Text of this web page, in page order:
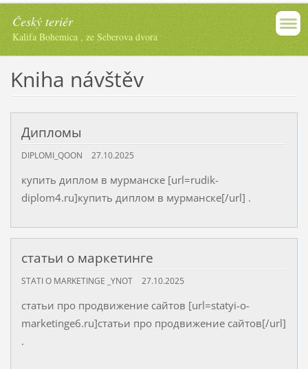
Český teriér
Kalifa Bohemica , ze Seberova dvora
Kniha návštěv
Дипломы
DIPLOMI_QOON 27.10.2025
купить диплом в мурманске [url=rudik-
diplom4.ru]купить диплом в мурманске[/url] .
статьи о маркетинге
STATI O MARKETINGE _YNOT 27.10.2025
статьи про продвижение сайтов [url=statyi-o-
marketinge6.ru]статьи про продвижение сайтов[/url]
.